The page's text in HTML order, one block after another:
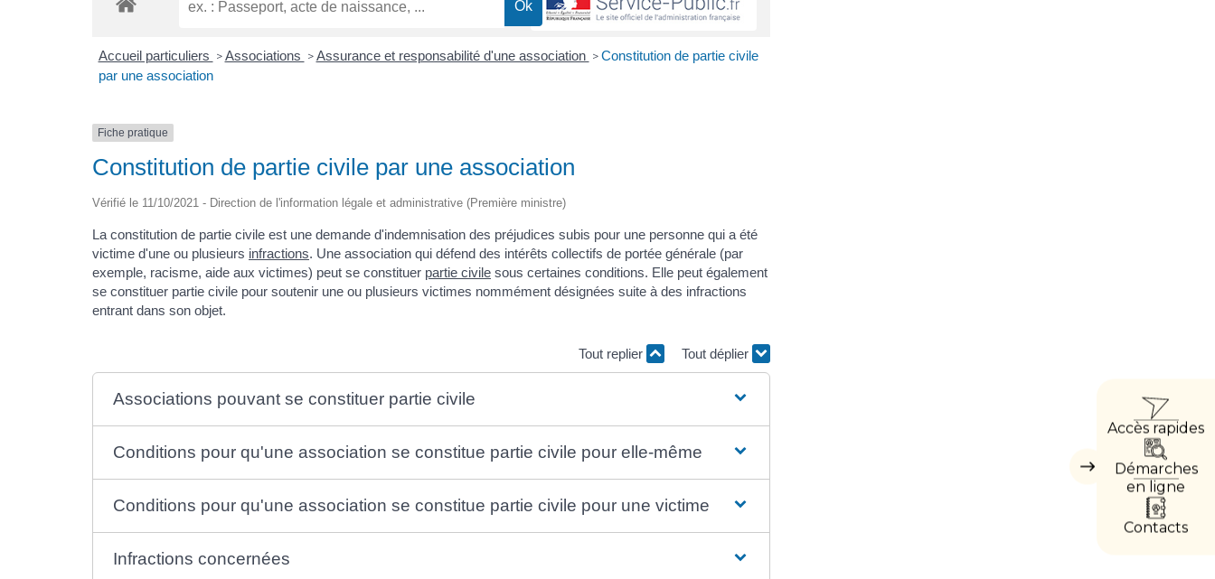
Masquer
Accès rapides
Démarches
en ligne
Contacts
Accueil particuliers > Associations > Assurance et responsabilité d'une association > Constitution de partie civile
par une association
Fiche pratique
Constitution de partie civile par une association
Vérifié le 11/10/2021 - Direction de l'information légale et administrative (Première ministre)
La constitution de partie civile est une demande d'indemnisation des préjudices subis pour une personne qui a été
victime d'une ou plusieurs infractions. Une association qui défend des intérêts collectifs de portée générale (par
exemple, racisme, aide aux victimes) peut se constituer partie civile sous certaines conditions. Elle peut également
se constituer partie civile pour soutenir une ou plusieurs victimes nommément désignées suite à des infractions
entrant dans son objet.
Tout replier Tout déplier
Associations pouvant se constituer partie civile
Conditions pour qu'une association se constitue partie civile pour elle-même
Conditions pour qu'une association se constitue partie civile pour une victime
Infractions concernées